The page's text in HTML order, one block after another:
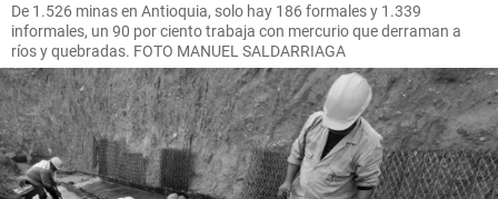
De 1.526 minas en Antioquia, solo hay 186 formales y 1.339
informales, un 90 por ciento trabaja con mercurio que derraman a
ríos y quebradas. FOTO MANUEL SALDARRIAGA